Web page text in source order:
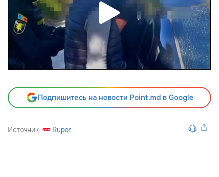
Подпишитесь на новости Point.md в Google
Источник Rupor